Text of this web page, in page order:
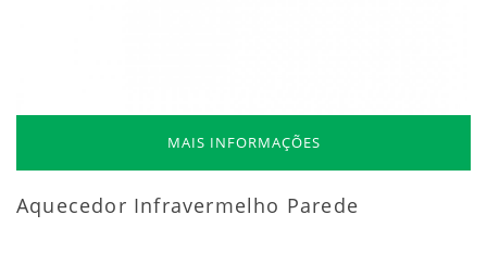
MAIS INFORMAÇÕES
Aquecedor Infravermelho Parede